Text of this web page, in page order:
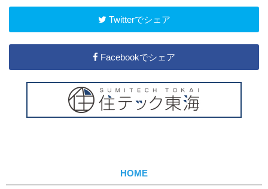
Twitterでシェア
Facebookでシェア
HOME